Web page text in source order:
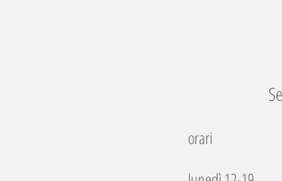
orari